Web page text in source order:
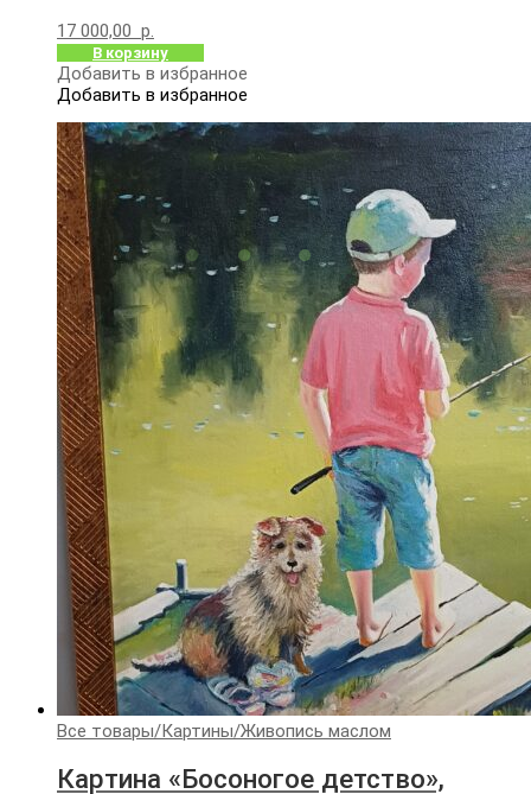
17 000,00 р.
В корзину
Добавить в избранное
Добавить в избранное
Все товары/Картины/Живопись маслом
Картина «Босоногое детство»,